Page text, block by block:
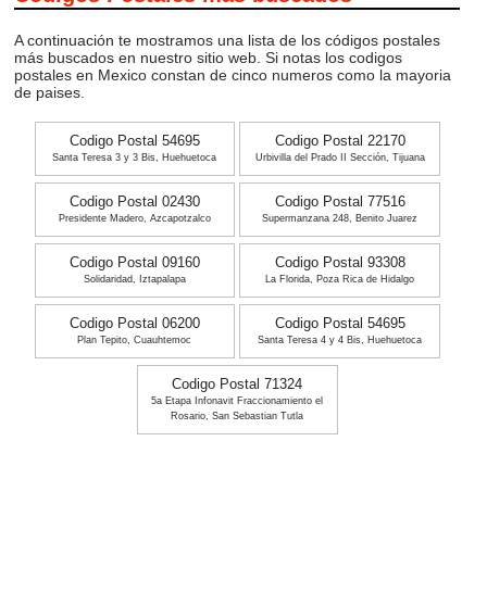
A continuación te mostramos una lista de los códigos postales
más buscados en nuestro sitio web. Si notas los codigos
postales en Mexico constan de cinco numeros como la mayoria
de paises.
Codigo Postal 54695
Santa Teresa 3 y 3 Bis, Huehuetoca
Codigo Postal 22170
Urbivilla del Prado II Sección, Tijuana
Codigo Postal 02430
Presidente Madero, Azcapotzalco
Codigo Postal 77516
Supermanzana 248, Benito Juarez
Codigo Postal 09160
Solidaridad, Iztapalapa
Codigo Postal 93308
La Florida, Poza Rica de Hidalgo
Codigo Postal 06200
Plan Tepito, Cuauhtemoc
Codigo Postal 54695
Santa Teresa 4 y 4 Bis, Huehuetoca
Codigo Postal 71324
5a Etapa Infonavit Fraccionamiento el
Rosario, San Sebastian Tutla